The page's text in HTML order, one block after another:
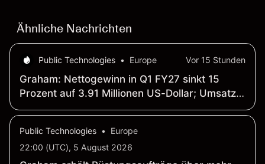
Ähnliche Nachrichten
Public Technologies • Europe Vor 15 Stunden
Graham: Nettogewinn in Q1 FY27 sinkt 15
Prozent auf 3.91 Millionen US-Dollar; Umsatz
steigt 29 Prozent auf 71.34 Millionen US-Dollar
Public Technologies •
Europe
22:00 (UTC), 5 August 2026